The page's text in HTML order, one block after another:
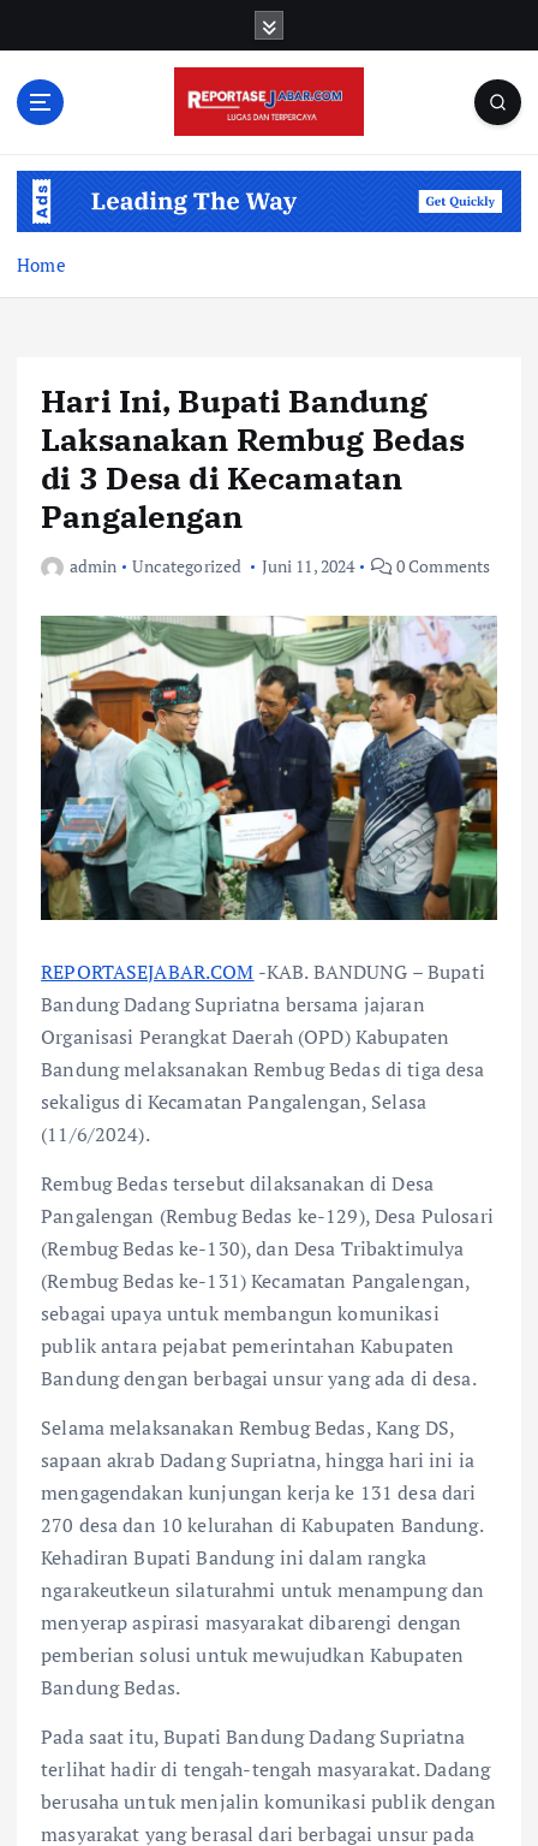
Home
Hari Ini, Bupati Bandung
Laksanakan Rembug Bedas
di 3 Desa di Kecamatan
Pangalengan
admin Uncategorized Juni 11, 2024 0 Comments
REPORTASEJABAR.COM -KAB. BANDUNG – Bupati
Bandung Dadang Supriatna bersama jajaran
Organisasi Perangkat Daerah (OPD) Kabupaten
Bandung melaksanakan Rembug Bedas di tiga desa
sekaligus di Kecamatan Pangalengan, Selasa
(11/6/2024).
Rembug Bedas tersebut dilaksanakan di Desa
Pangalengan (Rembug Bedas ke-129), Desa Pulosari
(Rembug Bedas ke-130), dan Desa Tribaktimulya
(Rembug Bedas ke-131) Kecamatan Pangalengan,
sebagai upaya untuk membangun komunikasi
publik antara pejabat pemerintahan Kabupaten
Bandung dengan berbagai unsur yang ada di desa.
Selama melaksanakan Rembug Bedas, Kang DS,
sapaan akrab Dadang Supriatna, hingga hari ini ia
mengagendakan kunjungan kerja ke 131 desa dari
270 desa dan 10 kelurahan di Kabupaten Bandung.
Kehadiran Bupati Bandung ini dalam rangka
ngarakeutkeun silaturahmi untuk menampung dan
menyerap aspirasi masyarakat dibarengi dengan
pemberian solusi untuk mewujudkan Kabupaten
Bandung Bedas.
Pada saat itu, Bupati Bandung Dadang Supriatna
terlihat hadir di tengah-tengah masyarakat. Dadang
berusaha untuk menjalin komunikasi publik dengan
masyarakat yang berasal dari berbagai unsur pada